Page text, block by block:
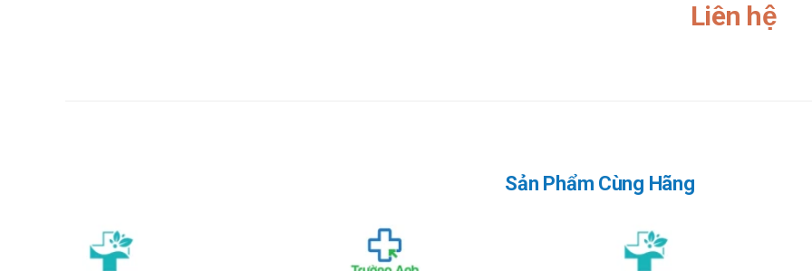
Nấm móng : Uống sáng 2 viên - chiều 2 viên, một đợt uống 7 ngày, duy trì 2-3 đợt. Các đợt điều trị phải đảm bảo cách nhau
Người lái xe: Thận trọng khi sử dụng cho đối tượng lái xe và vận hành máy móc nặng, do có thể gây ra cảm giác chóng mặt,
Người già: Cần tham khảo ý kiến của bác sĩ khi sử dụng liều lượng cho người trên 65 tuổi.
Liên hệ
Sản Phẩm Cùng Hãng